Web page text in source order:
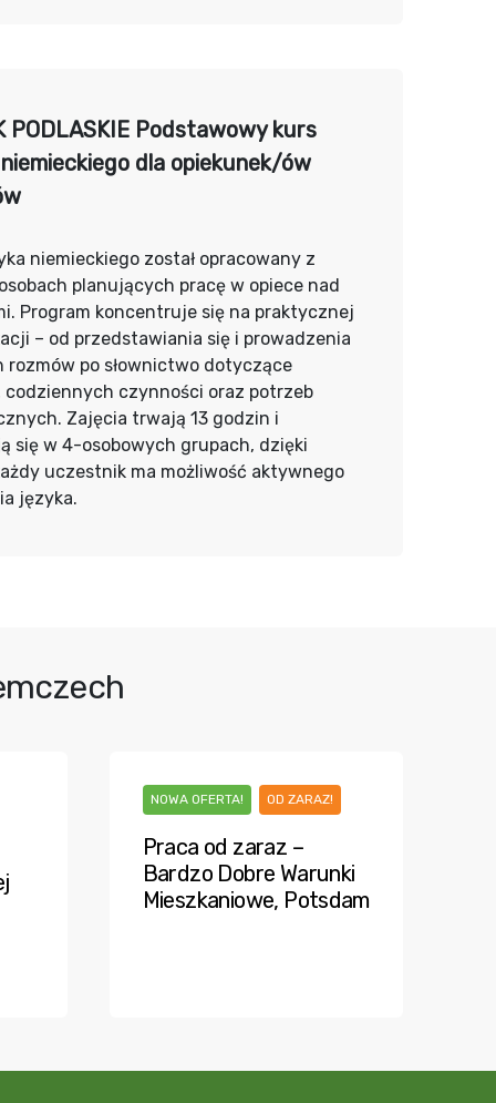
PODLASKIE Podstawowy kurs
dla opiekunek/ów
niemieckiego został opracowany z
planujących pracę w opiece nad
Program koncentruje się na praktycznej
– od przedstawiania się i prowadzenia
rozmów po słownictwo dotyczące
codziennych czynności oraz potrzeb
Zajęcia trwają 13 godzin i
się w 4-osobowych grupach, dzięki
uczestnik ma możliwość aktywnego
języka.
NOWA OFERTA! OD ZARAZ!
Praca od zaraz –
Bardzo Dobre Warunki
Mieszkaniowe, Potsdam